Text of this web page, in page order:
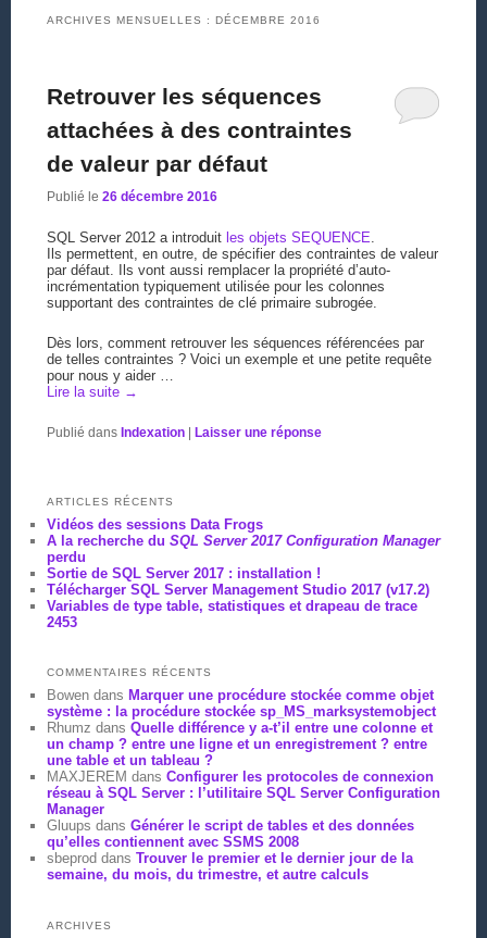
ARCHIVES MENSUELLES : DÉCEMBRE 2016
Retrouver les séquences
attachées à des contraintes
de valeur par défaut
Publié le 26 décembre 2016
SQL Server 2012 a introduit les objets SEQUENCE.
Ils permettent, en outre, de spécifier des contraintes de valeur
par défaut. Ils vont aussi remplacer la propriété d’auto-
incrémentation typiquement utilisée pour les colonnes
supportant des contraintes de clé primaire subrogée.
Dès lors, comment retrouver les séquences référencées par
de telles contraintes ? Voici un exemple et une petite requête
pour nous y aider …
Lire la suite →
Publié dans Indexation | Laisser une réponse
ARTICLES RÉCENTS
Vidéos des sessions Data Frogs
A la recherche du SQL Server 2017 Configuration Manager
perdu
Sortie de SQL Server 2017 : installation !
Télécharger SQL Server Management Studio 2017 (v17.2)
Variables de type table, statistiques et drapeau de trace
2453
COMMENTAIRES RÉCENTS
Bowendans Marquer une procédure stockée comme objet
système : la procédure stockée sp_MS_marksystemobject
Rhumz dans Quelle différence y a-t’il entre une colonne et
un champ ? entre une ligne et un enregistrement ? entre
une table et un tableau ?
MAXJEREM dans Configurer les protocoles de connexion
réseau à SQL Server : l’utilitaire SQL Server Configuration
Manager
Gluups dans Générer le script de tables et des données
qu’elles contiennent avec SSMS 2008
sbeprod dans Trouver le premier et le dernier jour de la
semaine, du mois, du trimestre, et autre calculs
ARCHIVES